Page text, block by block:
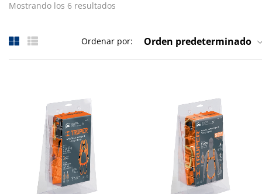
Mostrando los 6 resultados
Ordenar por: Orden predeterminado